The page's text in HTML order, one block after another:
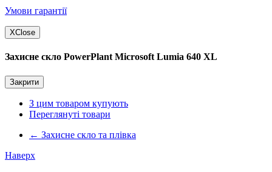
Умови гарантії
XClose
Захисне скло PowerPlant Microsoft Lumia 640 XL
Закрити
З цим товаром купують
Переглянуті товари
← Захисне скло та плівка
Наверх